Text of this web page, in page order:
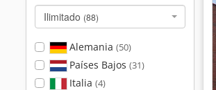
Ilimitado (88)
Alemania (50)
Países Bajos (31)
Italia (4)